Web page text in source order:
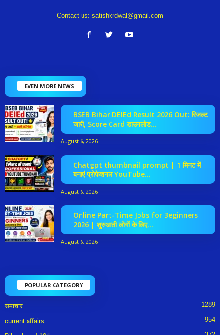
Contact us: satishkrdwal@gmail.com
EVEN MORE NEWS
BSEB Bihar DElEd Result 2026 Out: रिजल्ट
जारी, Score Card डाउनलोड...
August 6, 2026
Chatgpt thumbnail prompt | 1 मिनट में
बनाएं प्रोफेशनल YouTube...
August 6, 2026
Online Part-Time Jobs for Beginners
2026 | शुरुआती लोगों के लिए...
August 6, 2026
POPULAR CATEGORY
समाचार 1289
current affairs 954